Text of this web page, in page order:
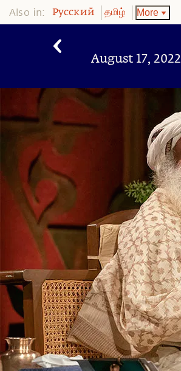
Also in: Pусский தமிழ் More
August 17, 2022